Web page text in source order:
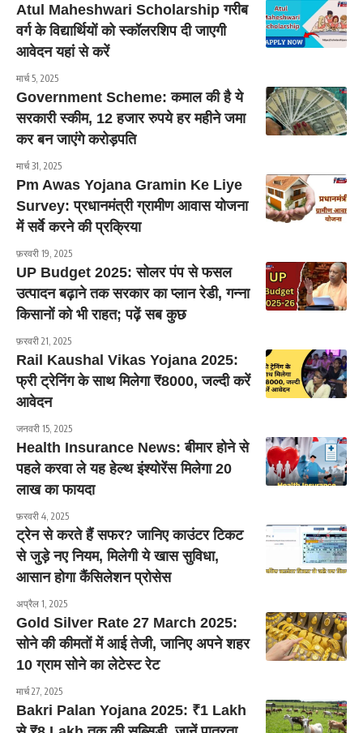
Atul Maheshwari Scholarship गरीब
वर्ग के विद्यार्थियों को स्कॉलरशिप दी जाएगी
आवेदन यहां से करें
मार्च 5, 2025
Government Scheme: कमाल की है ये
सरकारी स्कीम, 12 हजार रुपये हर महीने जमा
कर बन जाएंगे करोड़पति
मार्च 31, 2025
Pm Awas Yojana Gramin Ke Liye
Survey: प्रधानमंत्री ग्रामीण आवास योजना
में सर्वे करने की प्रक्रिया
फ़रवरी 19, 2025
UP Budget 2025: सोलर पंप से फसल
उत्पादन बढ़ाने तक सरकार का प्लान रेडी, गन्ना
किसानों को भी राहत; पढ़ें सब कुछ
फ़रवरी 21, 2025
Rail Kaushal Vikas Yojana 2025:
फ्री ट्रेनिंग के साथ मिलेगा ₹8000, जल्दी करें
आवेदन
जनवरी 15, 2025
Health Insurance News: बीमार होने से
पहले करवा ले यह हेल्थ इंश्योरेंस मिलेगा 20
लाख का फायदा
फ़रवरी 4, 2025
ट्रेन से करते हैं सफर? जानिए काउंटर टिकट
से जुड़े नए नियम, मिलेगी ये खास सुविधा,
आसान होगा कैंसिलेशन प्रोसेस
अप्रैल 1, 2025
Gold Silver Rate 27 March 2025:
सोने की कीमतों में आई तेजी, जानिए अपने शहर
10 ग्राम सोने का लेटेस्ट रेट
मार्च 27, 2025
Bakri Palan Yojana 2025: ₹1 Lakh